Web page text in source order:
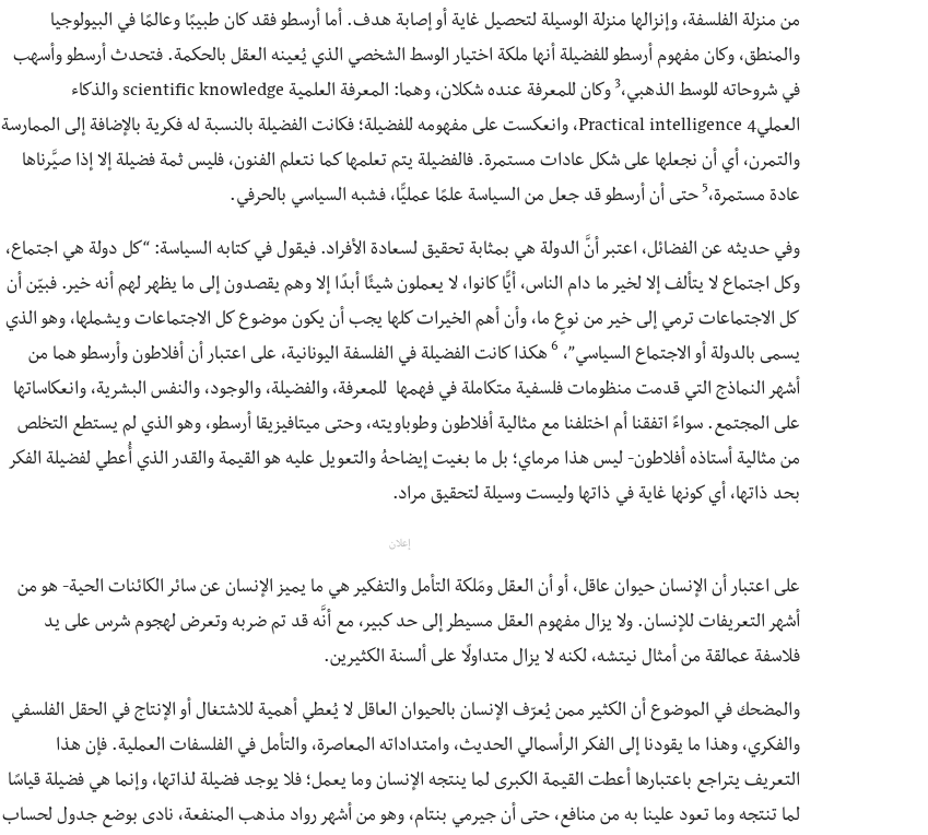
من منزلة الفلسفة، وإنزالها منزلة الوسيلة لتحصيل غاية أو إصابة هدف. أما أرسطو فقد كان طبيبًا وعالمًا في البيولوجيا
والمنطق، وكان مفهوم أرسطو للفضيلة أنها ملكة اختيار الوسط الشخصي الذي يُعينه العقل بالحكمة. فتحدث أرسطو وأسهب
في شروحاته للوسط الذهبي،3
وكان للمعرفة عنده شكلان، وهما: المعرفة العلمية scientific knowledge والذكاء
العمليPractical intelligence 4، وانعكست على مفهومه للفضيلة؛ فكانت الفضيلة بالنسبة له فكرية بالإضافة إلى الممارسة
والتمرن، أي أن نجعلها على شكل عادات مستمرة. فالفضيلة يتم تعلمها كما نتعلم الفنون، فليس ثمة فضيلة إلا إذا صيَّرناها
عادة مستمرة،5 حتى أن أرسطو قد جعل من السياسة علمًا عمليًّا، فشبه السياسي بالحرفي.
وفي حديثه عن الفضائل، اعتبر أنَّ الدولة هي بمثابة تحقيق لسعادة الأفراد. فيقول في كتابه السياسة: “كل دولة هي اجتماع،
وكل اجتماع لا يتألف إلا لخير ما دام الناس، أيًّا كانوا، لا يعملون شيئًا أبدًا إلا وهم يقصدون إلى ما يظهر لهم أنه خير. فبيّن أن
كل الاجتماعات ترمي إلى خير من نوعٍ ما، وأن أهم الخيرات كلها يجب أن يكون موضوع كل الاجتماعات ويشملها، وهو الذي
يسمى بالدولة أو الاجتماع السياسي”، 6 هكذا كانت الفضيلة في الفلسفة اليونانية، على اعتبار أن أفلاطون وأرسطو هما من
أشهر النماذج التي قدمت منظومات فلسفية متكاملة في فهمها للمعرفة، والفضيلة، والوجود، والنفس البشرية، وانعكاساتها
على المجتمع. سواءً اتفقنا أم اختلفنا مع مثالية أفلاطون وطوباويته، وحتى ميتافيزيقا أرسطو، وهو الذي لم يستطع التخلص
من مثالية أستاذه أفلاطون- ليس هذا مرماي؛ بل ما بغيت إيضاحهُ والتعويل عليه هو القيمة والقدر الذي أُعطي لفضيلة الفكر
بحد ذاتها، أي كونها غاية في ذاتها وليست وسيلة لتحقيق مراد.
إعلان
على اعتبار أن الإنسان حيوان عاقل، أو أن العقل ومَلكة التأمل والتفكير هي ما يميز الإنسان عن سائر الكائنات الحية- هو من
أشهر التعريفات للإنسان. ولا يزال مفهوم العقل مسيطر إلى حد كبير، مع أنَّه قد تم ضربه وتعرض لهجوم شرس على يد
فلاسفة عمالقة من أمثال نيتشه، لكنه لا يزال متداولًا على ألسنة الكثيرين.
والمضحك في الموضوع أن الكثير ممن يُعرّف الإنسان بالحيوان العاقل لا يُعطي أهمية للاشتغال أو الإنتاج في الحقل الفلسفي
والفكري، وهذا ما يقودنا إلى الفكر الرأسمالي الحديث، وامتداداته المعاصرة، والتأمل في الفلسفات العملية. فإن هذا
التعريف يتراجع باعتبارها أعطت القيمة الكبرى لما ينتجه الإنسان وما يعمل؛ فلا يوجد فضيلة لذاتها، وإنما هي فضيلة قياسًا
لما تنتجه وما تعود علينا به من منافع، حتى أن جيرمي بنتام، وهو من أشهر رواد مذهب المنفعة، نادى بوضع جدول لحساب